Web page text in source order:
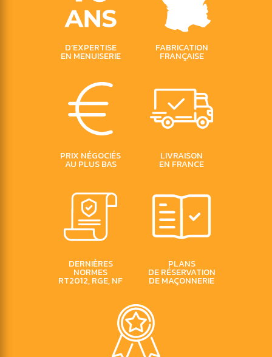
D’EXPERTISE
EN MENUISERIE
FABRICATION
FRANÇAISE
PRIX NÉGOCIÉS
AU PLUS BAS
LIVRAISON
EN FRANCE
DERNIÈRES
NORMES
RT2012, RGE, NF
PLANS
DE RÉSERVATION
DE MAÇONNERIE